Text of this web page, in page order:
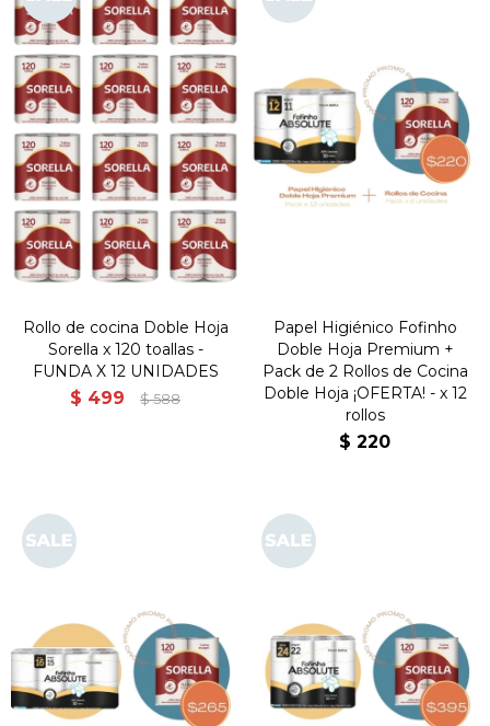
Rollo de cocina Doble Hoja
Sorella x 120 toallas -
FUNDA X 12 UNIDADES
$ 499 $ 588
Papel Higiénico Fofinho
Doble Hoja Premium +
Pack de 2 Rollos de Cocina
Doble Hoja ¡OFERTA! - x 12
rollos
$ 220